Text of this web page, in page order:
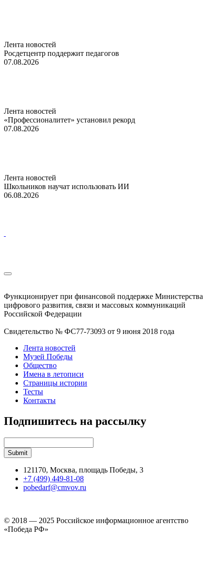
Лента новостей
Росдетцентр поддержит педагогов
07.08.2026
Лента новостей
«Профессионалитет» установил рекорд
07.08.2026
Лента новостей
Школьников научат использовать ИИ
06.08.2026
Функционирует при финансовой поддержке Министерства
цифрового развития, связи и массовых коммуникаций
Российской Федерации
Свидетельство № ФС77-73093 от 9 июня 2018 года
Лента новостей
Музей Победы
Общество
Имена в летописи
Страницы истории
Тесты
Контакты
Подпишитесь на рассылку
121170, Москва, площадь Победы, 3
+7 (499) 449-81-08
pobedarf@cmvov.ru
© 2018 — 2025 Российское информационное агентство
«Победа РФ»